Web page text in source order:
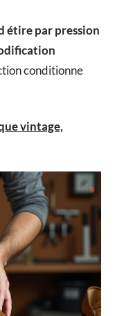
étire par pression
conditionne
vintage,